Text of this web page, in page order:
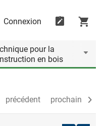
Connexion
pour la
en bois
précédent prochain
précédent prochain